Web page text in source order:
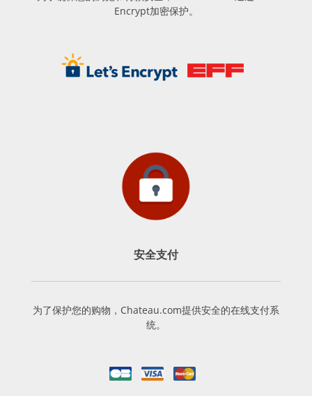
Encrypt加密保护。
安全支付
为了保护您的购物，Chateau.com提供安全的在线支付系
统。